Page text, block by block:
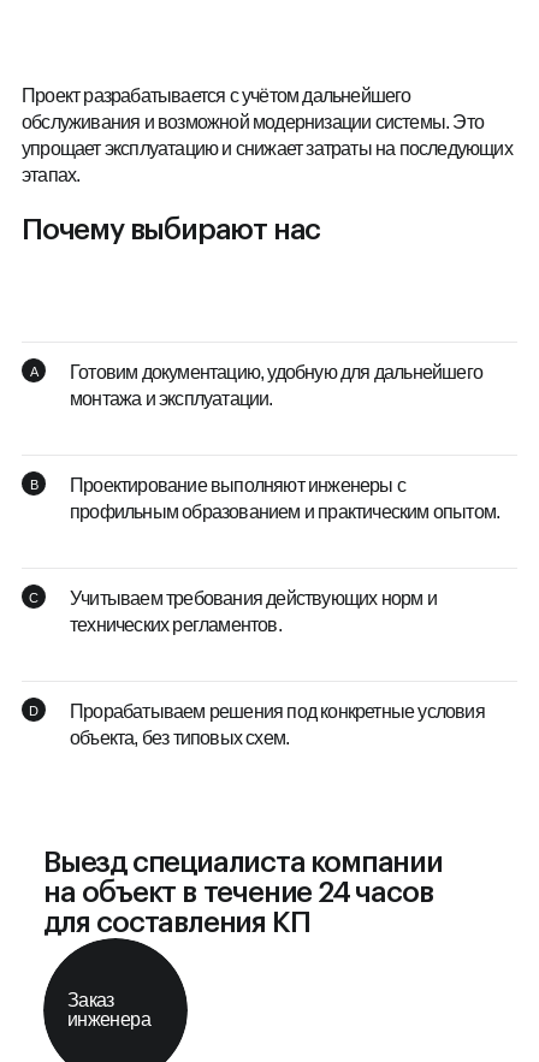
Проект разрабатывается с учётом дальнейшего
обслуживания и возможной модернизации системы. Это
упрощает эксплуатацию и снижает затраты на последующих
этапах.
Почему выбирают нас
Готовим документацию, удобную для дальнейшего
монтажа и эксплуатации.
Проектирование выполняют инженеры с
профильным образованием и практическим опытом.
Учитываем требования действующих норм и
технических регламентов.
Прорабатываем решения под конкретные условия
объекта, без типовых схем.
Выезд специалиста компании
на объект в течение 24 часов
для составления КП
Заказ
инженера